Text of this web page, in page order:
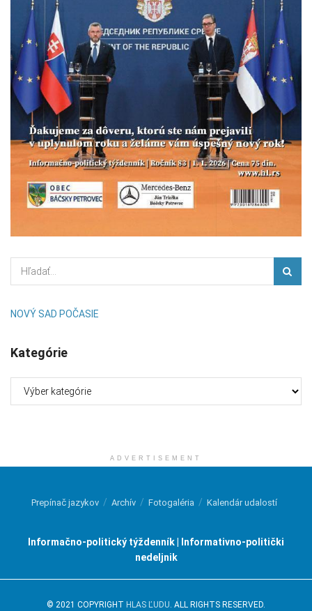
NOVÝ SAD POČASIE
Kategórie
ADVERTISEMENT
Prepínač jazykov Archív Fotogaléria Kalendár udalostí
Informačno-politický týždenník | Informativno-politički
nedeljnik
© 2021 COPYRIGHT HLAS ĽUDU. ALL RIGHTS RESERVED.